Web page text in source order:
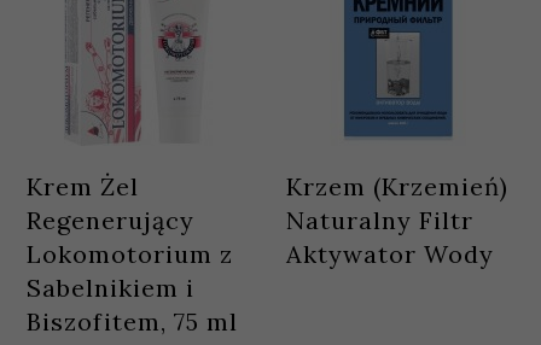
Krem Żel
Regenerujący
Lokomotorium z
Sabelnikiem i
Biszofitem, 75 ml
Krzem (Krzemień)
Naturalny Filtr
Aktywator Wody